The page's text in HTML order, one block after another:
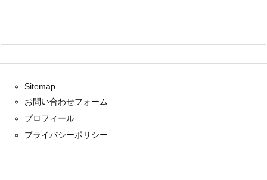
Sitemap
お問い合わせフォーム
プロフィール
プライバシーポリシー